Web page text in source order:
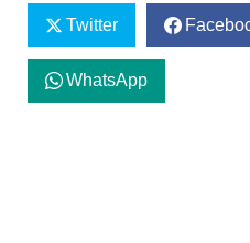
Twitter
WhatsApp